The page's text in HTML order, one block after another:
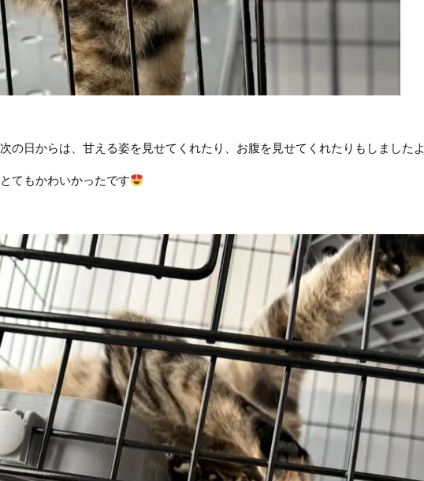
次の日からは、甘える姿を見せてくれたり、お腹を見せてくれたりもしましたよ
とてもかわいかったです